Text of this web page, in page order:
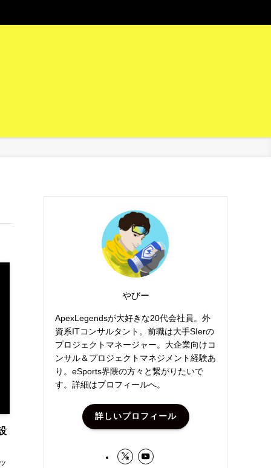
やびー
ApexLegendsが大好きな20代会社員。外
資系ITコンサルタント。前職は大手SIerの
プロジェクトマネージャー。大企業向けコ
ンサル＆プロジェクトマネジメント経験あ
り。eSports界隈の方々と繋がりたいで
す。詳細はプロフィールへ。
詳しいプロフィール